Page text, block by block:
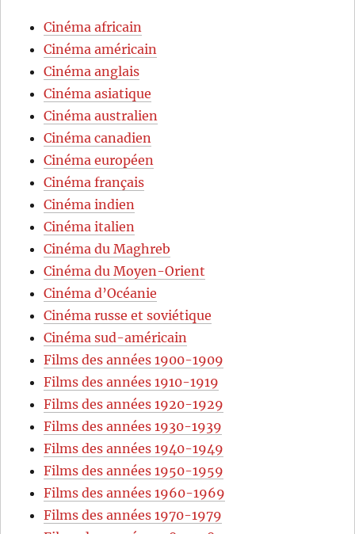
Cinéma africain
Cinéma américain
Cinéma anglais
Cinéma asiatique
Cinéma australien
Cinéma canadien
Cinéma européen
Cinéma français
Cinéma indien
Cinéma italien
Cinéma du Maghreb
Cinéma du Moyen-Orient
Cinéma d’Océanie
Cinéma russe et soviétique
Cinéma sud-américain
Films des années 1900-1909
Films des années 1910-1919
Films des années 1920-1929
Films des années 1930-1939
Films des années 1940-1949
Films des années 1950-1959
Films des années 1960-1969
Films des années 1970-1979